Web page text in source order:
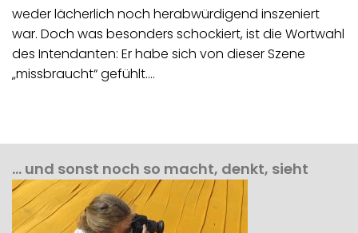
weder lächerlich noch herabwürdigend inszeniert
war. Doch was besonders schockiert, ist die Wortwahl
des Intendanten: Er habe sich von dieser Szene
„missbraucht“ gefühlt.…
… und sonst noch so macht, denkt, sieht